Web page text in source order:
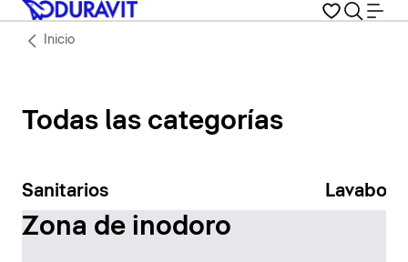
Inicio
Todas las categorías
Sanitarios Lavabos
Zona de inodoro